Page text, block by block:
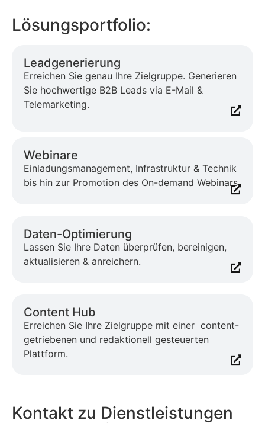
Lösungsportfolio:
Leadgenerierung
Erreichen Sie genau Ihre Zielgruppe. Generieren
Sie hochwertige B2B Leads via E-Mail &
Telemarketing.
Webinare
Einladungsmanagement, Infrastruktur & Technik
bis hin zur Promotion des On-demand Webinars.
Daten-Optimierung
Lassen Sie Ihre Daten überprüfen, bereinigen,
aktualisieren & anreichern.
Content Hub
Erreichen Sie Ihre Zielgruppe mit einer content-
getriebenen und redaktionell gesteuerten
Plattform.
Kontakt zu Dienstleistungen